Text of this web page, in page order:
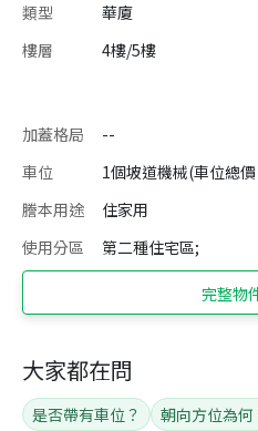
類型 華廈
樓層
4樓/5樓
加蓋格局
--
車位
1個坡道機械(車位總
謄本用途
住家用
使用分區
第二種住宅區;
完整物
大家都在問
是否帶有車位？ 朝向方位為何